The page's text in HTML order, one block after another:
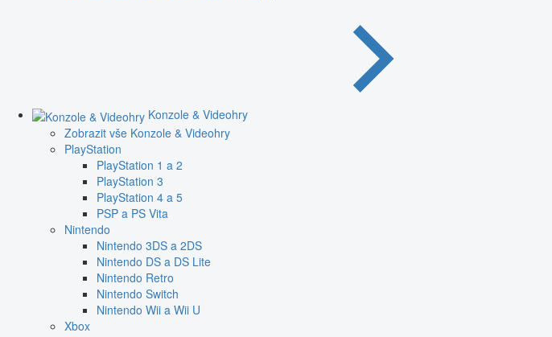
Konzole & Videohry
Zobrazit vše Konzole & Videohry
PlayStation
PlayStation 1 a 2
PlayStation 3
PlayStation 4 a 5
PSP a PS Vita
Nintendo
Nintendo 3DS a 2DS
Nintendo DS a DS Lite
Nintendo Retro
Nintendo Switch
Nintendo Wii a Wii U
Xbox